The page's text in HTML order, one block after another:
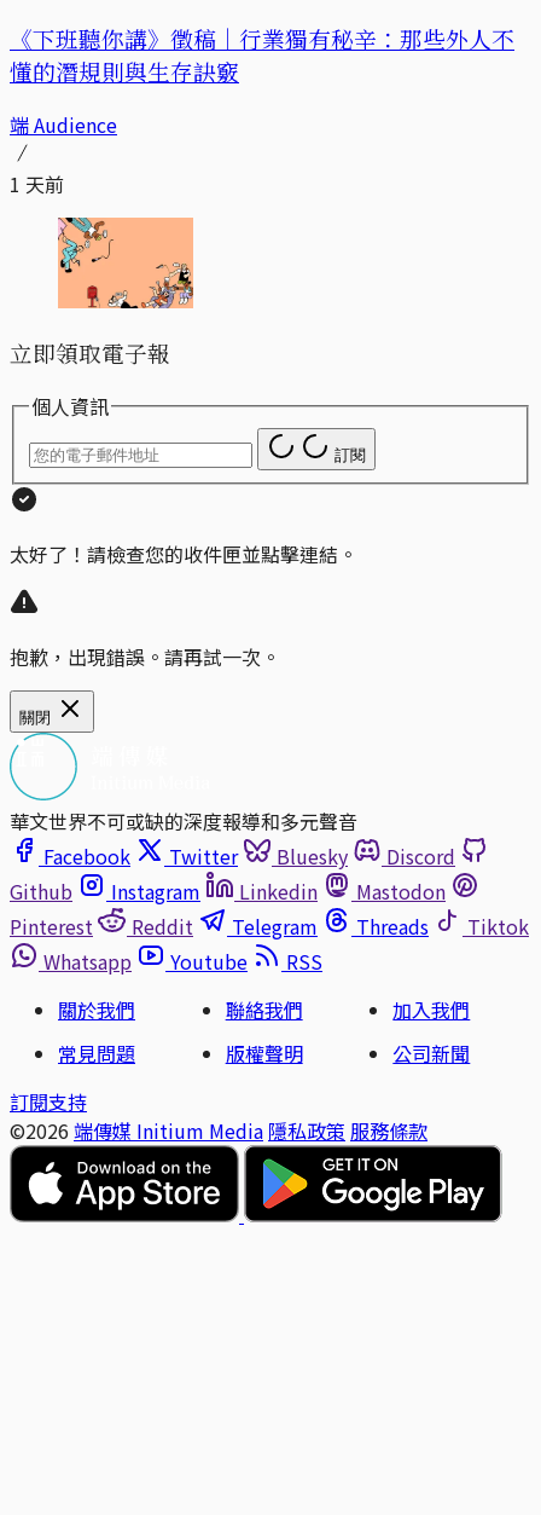
《下班聽你講》徵稿｜行業獨有秘辛：那些外人不
懂的潛規則與生存訣竅
端 Audience
1 天前
立即領取電子報
個人資訊
訂閱
太好了！請檢查您的收件匣並點擊連結。
抱歉，出現錯誤。請再試一次。
關閉
華文世界不可或缺的深度報導和多元聲音
Facebook
Twitter Bluesky
Discord
Github
Instagram Linkedin
Mastodon
Pinterest
Reddit Telegram Threads
Tiktok
Whatsapp
Youtube
RSS
關於我們
聯絡我們
加入我們
常見問題
版權聲明
公司新聞
訂閱支持
©2026 端傳媒 Initium Media 隱私政策 服務條款